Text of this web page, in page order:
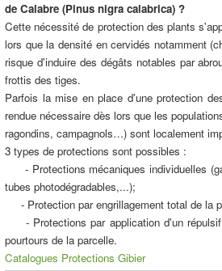
de Calabre (Pinus nigra calabrica) ?
Cette nécessité de protection des plants
lors que la densité en cervidés notamment
risque d'induire des dégâts notables par
frottis des tiges.
Parfois la mise en place d'une protection
rendue nécessaire dès lors que les
ragondins, campagnols…) sont localement
3 types de protections sont possibles :
- Protections mécaniques individuelles
tubes photodégradables,...);
- Protection par engrillagement total de la
- Protections par application d'un
pourtours de la parcelle.
Catalogues Protections Gibier